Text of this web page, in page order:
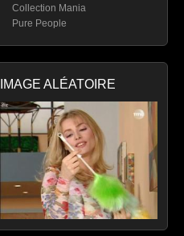
Collection Mania
Pure People
IMAGE ALÉATOIRE